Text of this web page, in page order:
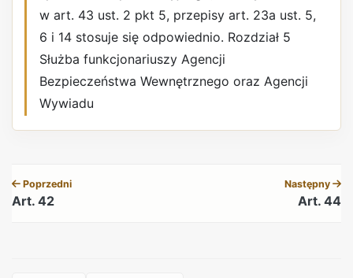
w art. 43 ust. 2 pkt 5, przepisy art. 23a ust. 5,
6 i 14 stosuje się odpowiednio. Rozdział 5
Służba funkcjonariuszy Agencji
Bezpieczeństwa Wewnętrznego oraz Agencji
Wywiadu
Poprzedni
Art. 42
Następny
Art. 44